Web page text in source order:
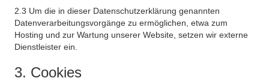
2.3 Um die in dieser Datenschutzerklärung genannten
Datenverarbeitungsvorgänge zu ermöglichen, etwa zum
Hosting und zur Wartung unserer Website, setzen wir externe
Dienstleister ein.
3. Cookies